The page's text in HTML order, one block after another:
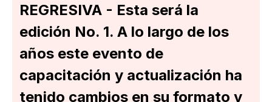
REGRESIVA - Esta será la
edición No. 1. A lo largo de los
años este evento de
capacitación y actualización ha
tenido cambios en su formato y